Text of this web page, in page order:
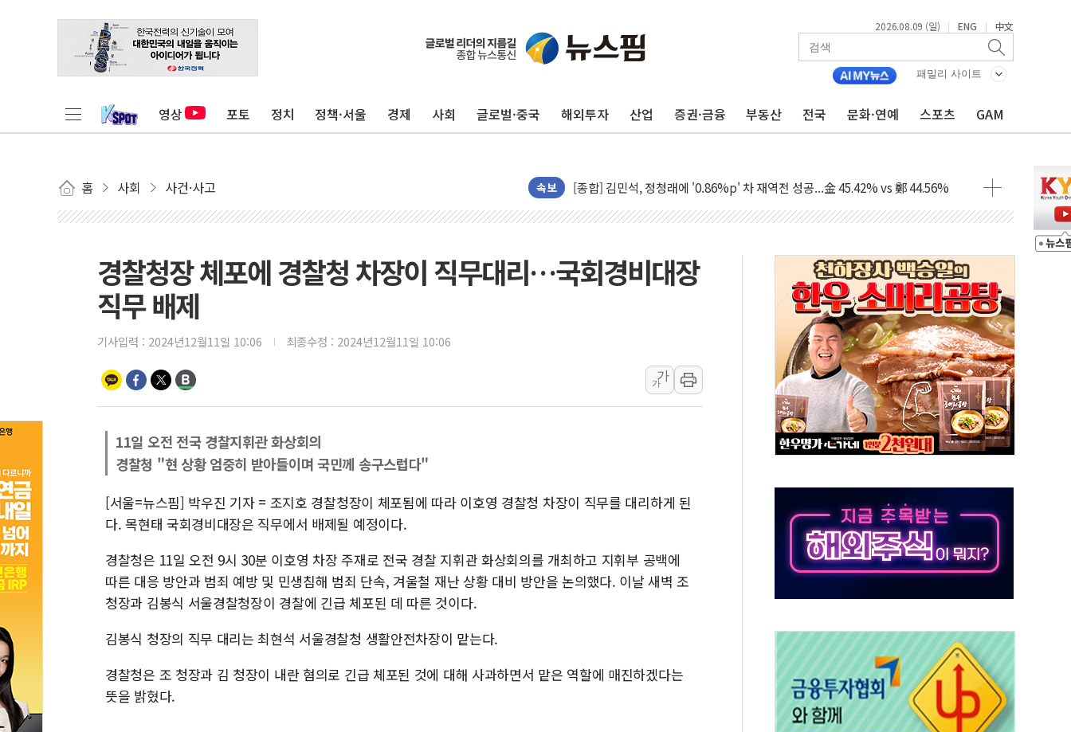
2026.08.09 (일) | ENG | 中文
패밀리 사이트
영상 포토 정치 정책·서울 경제 사회 글로벌·중국 해외투자 산업 증권·금융 부동산 전국 문화·연예 스포츠 GAM
홈 사회 사건·사고 속보
포항시 재난예산 40억 긴급 투입…고수온 양식장 복구·지원 '총력'
울진·영덕 '호우특보'-포항 '산사태 주의보'...경북도, 호우 피해·통제구간 없어
인천 합동연설회 나선 송영길·정청래·김민석 당대표 후보
김민석, 2주차 제주·인천 경선서 정청래에 승리...47.75% vs 42.08%
[속보] 민주, 제주·인천 경선 결과 발표...김민석 47.75% 정청래 42.08%
[속보] 민주, 인천 경선 결과 발표...김민석 45.09% 정청래 43.27% 송영길 11.63%
[속보] 민주, 제주 경선 결과 발표...김민석 52.64% 정청래 39.89% 송영길 7.47%
美, 이란전 출구전략 만지작…공습 한계·탄약 부족 현실화
강릉·동해·삼척 시간당 최대 50㎜ 폭우…강원 동해안 강한 비 이어져
폐기물 수거하다 참변…60대 환경미화원 수거차에 치여 사망
서울 중랑구 주택가서 흉기 난동…60대 남성 2명 숨져
李대통령 "결혼 때문에 손해 보는 일 없게"…'결혼 페널티' 22개 과제 손본다
추미애, '위안부' 피해자 기림의 날 참석..."국제적 시민 연대로 목소리 내야"
인천 선재도 갯벌서 해루질 중 실종 60대 나흘만에 숨진 채 발견
인천서 말다툼 중 어머니 흉기 살해 10대 아들 체포
'화합' 꺼낸 김민석에 '뻔뻔' 받아친 정청래…제주 연설서 신경전 고조
경찰청장 체포에 경찰청 차장이 직무대리…국회경비대장
직무 배제
기사입력 : 2024년12월11일 10:06 최종수정 : 2024년12월11일 10:06
가
가
11일 오전 전국 경찰지휘관 화상회의
경찰청 "현 상황 엄중히 받아들이며 국민께 송구스럽다"
[서울=뉴스핌] 박우진 기자 = 조지호 경찰청장이 체포됨에 따라 이호영 경찰청 차장이 직무를 대리하게 된
다. 목현태 국회경비대장은 직무에서 배제될 예정이다.
경찰청은 11일 오전 9시 30분 이호영 차장 주재로 전국 경찰 지휘관 화상회의를 개최하고 지휘부 공백에
따른 대응 방안과 범죄 예방 및 민생침해 범죄 단속, 겨울철 재난 상황 대비 방안을 논의했다. 이날 새벽 조
청장과 김봉식 서울경찰청장이 경찰에 긴급 체포된 데 따른 것이다.
김봉식 청장의 직무 대리는 최현석 서울경찰청 생활안전차장이 맡는다.
경찰청은 조 청장과 김 청장이 내란 혐의로 긴급 체포된 것에 대해 사과하면서 맡은 역할에 매진하겠다는
뜻을 밝혔다.